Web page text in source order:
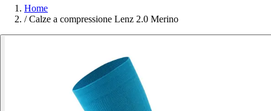
Home
/ Calze a compressione Lenz 2.0 Merino